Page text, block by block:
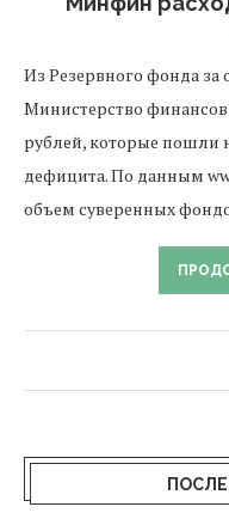
Из Резервного фонда
Министерство
рублей, которые пошли
дефицита. По данным
объем суверенных